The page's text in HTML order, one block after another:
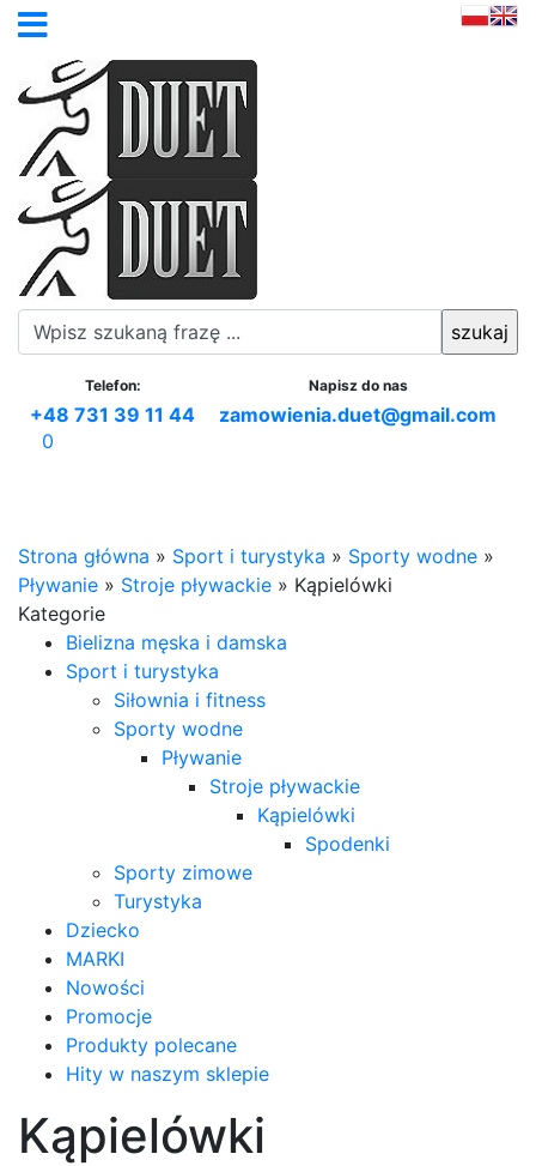
Telefon:
+48 731 39 11 44
Napisz do nas
zamowienia.duet@gmail.com
0
Strona główna » Sport i turystyka » Sporty wodne »
Pływanie » Stroje pływackie » Kąpielówki
Kategorie
Bielizna męska i damska
Sport i turystyka
Siłownia i fitness
Sporty wodne
Pływanie
Stroje pływackie
Kąpielówki
Spodenki
Sporty zimowe
Turystyka
Dziecko
MARKI
Nowości
Promocje
Produkty polecane
Hity w naszym sklepie
Kąpielówki